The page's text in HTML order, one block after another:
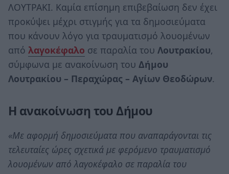
ΛΟΥΤΡΑΚΙ. Καμία επίσημη επιβεβαίωση δεν έχει
προκύψει μέχρι στιγμής για τα δημοσιεύματα
που κάνουν λόγο για τραυματισμό λουομένων
από λαγοκέφαλο σε παραλία του Λουτρακίου,
σύμφωνα με ανακοίνωση του Δήμου
Λουτρακίου – Περαχώρας – Αγίων Θεοδώρων.
Η ανακοίνωση του Δήμου
«Με αφορμή δημοσιεύματα που αναπαράγονται τις
τελευταίες ώρες σχετικά με φερόμενο τραυματισμό
λουομένων από λαγοκέφαλο σε παραλία του